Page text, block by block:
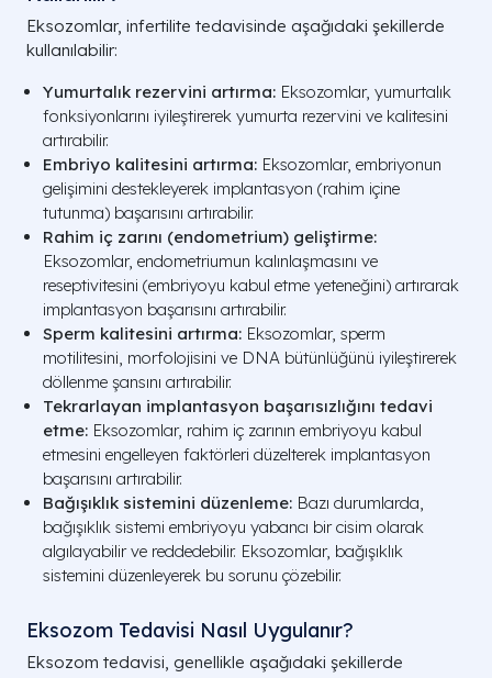
Eksozomlar, infertilite tedavisinde aşağıdaki şekillerde
kullanılabilir:
Yumurtalık rezervini artırma: Eksozomlar, yumurtalık
fonksiyonlarını iyileştirerek yumurta rezervini ve kalitesini
artırabilir.
Embriyo kalitesini artırma: Eksozomlar, embriyonun
gelişimini destekleyerek implantasyon (rahim içine
tutunma) başarısını artırabilir.
Rahim iç zarını (endometrium) geliştirme:
Eksozomlar, endometriumun kalınlaşmasını ve
reseptivitesini (embriyoyu kabul etme yeteneğini) artırarak
implantasyon başarısını artırabilir.
Sperm kalitesini artırma: Eksozomlar, sperm
motilitesini, morfolojisini ve DNA bütünlüğünü iyileştirerek
döllenme şansını artırabilir.
Tekrarlayan implantasyon başarısızlığını tedavi
etme: Eksozomlar, rahim iç zarının embriyoyu kabul
etmesini engelleyen faktörleri düzelterek implantasyon
başarısını artırabilir.
Bağışıklık sistemini düzenleme: Bazı durumlarda,
bağışıklık sistemi embriyoyu yabancı bir cisim olarak
algılayabilir ve reddedebilir. Eksozomlar, bağışıklık
sistemini düzenleyerek bu sorunu çözebilir.
Eksozom Tedavisi Nasıl Uygulanır?
Eksozom tedavisi, genellikle aşağıdaki şekillerde